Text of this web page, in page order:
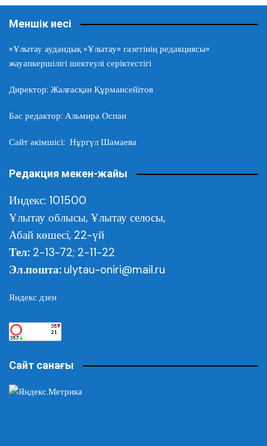
Меншік иесі
«Ұлытау аудандық «Ұлытау» газетінің редакциясы»
жауапкершілігі шектеулі серіктестігі
Директор: Жалғасқан Құрмансейітов
Бас редактор: Альмира Оспан
Сайт әкімшісі: Нұргүл Шамаева
Редакция мекен-жайы
Индекс: 101500
Ұлытау облысы, Ұлытау селосы,
Абай көшесі, 22-үй
Тел: 2-13-72; 2-11-22
Эл.пошта: ulytau-oniri@mail.ru
Яндекс дзен
Сайт санағы